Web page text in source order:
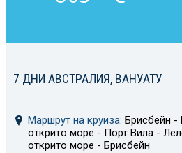
7 ДНИ АВСТРАЛИЯ, ВАНУАТУ
Маршрут на круиза: Брисбейн -
открито море - Порт Вила -
открито море - Брисбейн